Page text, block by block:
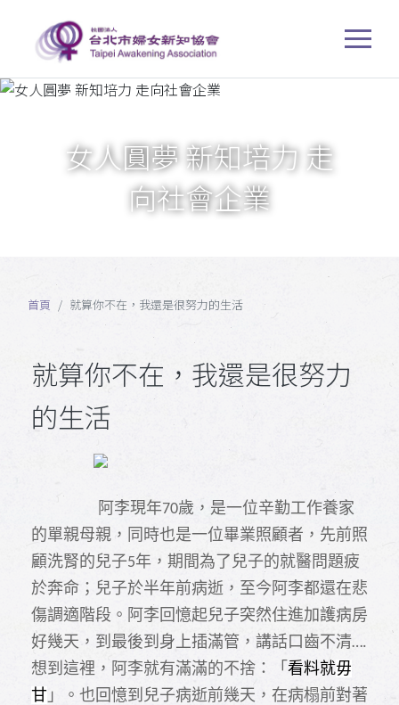
女人圓夢 新知培力 走
向社會企業
首頁 就算你不在，我還是很努力的生活
就算你不在，我還是很努力
的生活
阿李現年70歲，是一位辛勤工作養家
的單親母親，同時也是一位畢業照顧者，先前照
顧洗腎的兒子5年，期間為了兒子的就醫問題疲
於奔命；兒子於半年前病逝，至今阿李都還在悲
傷調適階段。阿李回憶起兒子突然住進加護病房
好幾天，到最後到身上插滿管，講話口齒不清….
想到這裡，阿李就有滿滿的不捨：「 看料就毋
甘 」。也回憶到兒子病逝前幾天，在病榻前對著